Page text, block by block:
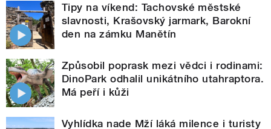
Tipy na víkend: Tachovské městské
slavnosti, Krašovský jarmark, Barokní
den na zámku Manětín
Způsobil poprask mezi vědci i rodinami:
DinoPark odhalil unikátního utahraptora.
Má peří i kůži
Vyhlídka nade Mží láká milence i turisty